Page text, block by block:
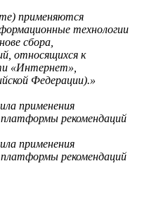
применяются
технологии
сбора,
относящихся к
«Интернет»,
Федерации).»
применения
рекомендаций
применения
рекомендаций